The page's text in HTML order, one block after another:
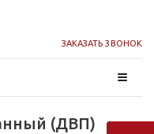
ЗАКАЗАТЬ ЗВОНОК
(ДВП)